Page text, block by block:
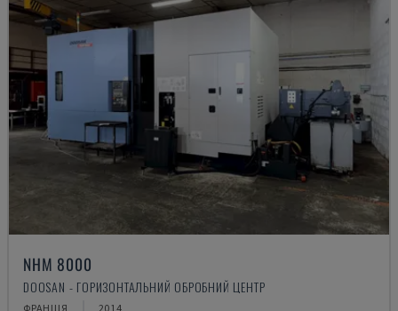
NHM 8000
DOOSAN - ГОРИЗОНТАЛЬНИЙ ОБРОБНИЙ ЦЕНТР
ФРАНЦІЯ 2014